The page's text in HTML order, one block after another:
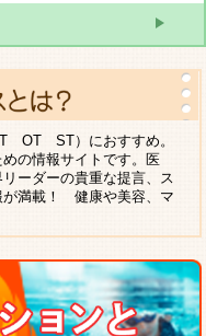
OT ST）におすすめ。
の情報サイトです。医
ーダーの貴重な提言、ス
が満載！ 健康や美容、マ